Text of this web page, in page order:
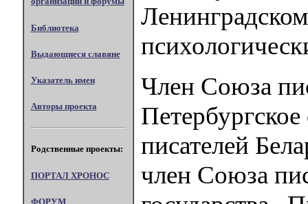
Библиотека
Выдающиеся славяне
Указатель имен
Авторы проекта
Родственные проекты:
ПОРТАЛ XPOHOC
ФОРУМ
Член Союза
писателей
член Союза